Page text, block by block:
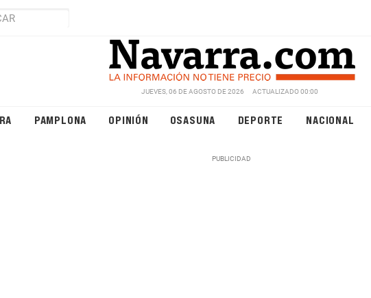
JUEVES, 06 DE AGOSTO DE 2026 ACTUALIZADO 00:00
PAMPLONA OPINIÓN OSASUNA DEPORTE NACIONAL